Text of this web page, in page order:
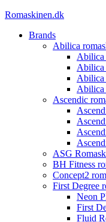
Videre
indhold
Romaskinen.dk
Brands
Abilica
Abilica
Abilica
Abilica
Abilica
Ascendic
ASG
BH Fitness
Concept2
First Degree
Neon
First
Fluid